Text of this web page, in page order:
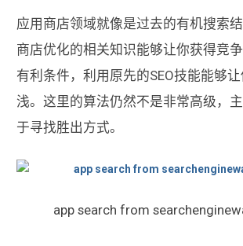
应用商店领域就像是过去的有机搜索
商店优化的相关知识能够让你获得竞
有利条件，利用原先的SEO技能能够
浅。这里的算法仍然不是非常高级，
于寻找胜出方式。
app search from